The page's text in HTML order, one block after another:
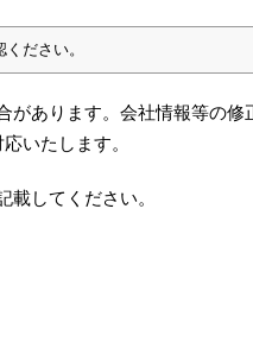
ください。
あります。会社情報等の修
いたします。
してください。